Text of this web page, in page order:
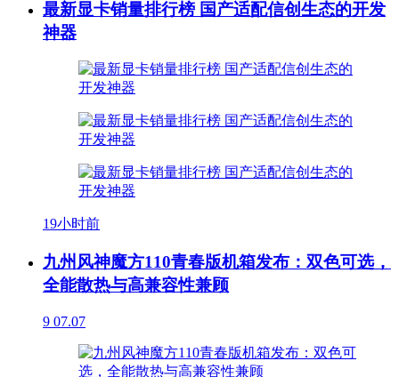
最新显卡销量排行榜 国产适配信创生态的开发
神器
19小时前
九州风神魔方110青春版机箱发布：双色可选，
全能散热与高兼容性兼顾
9 07.07